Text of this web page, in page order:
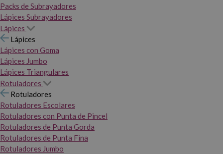
Packs de Subrayadores
Lápices Subrayadores
Lápices
Lápices
Lápices con Goma
Lápices Jumbo
Lápices Triangulares
Rotuladores
Rotuladores
Rotuladores Escolares
Rotuladores con Punta de Pincel
Rotuladores de Punta Gorda
Rotuladores de Punta Fina
Rotuladores Jumbo